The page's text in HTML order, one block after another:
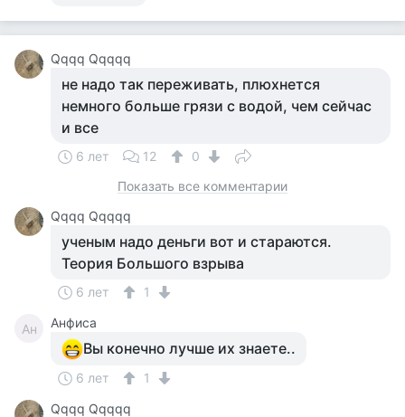
Qqqq Qqqqq
не надо так переживать, плюхнется
немного больше грязи с водой, чем сейчас
и все
6 лет 12
0
Показать все комментарии
Qqqq Qqqqq
ученым надо деньги вот и стараются.
Теория Большого взрыва
6 лет 1
Ан Анфиса
Вы конечно лучше их знаете..
6 лет
1
Qqqq Qqqqq